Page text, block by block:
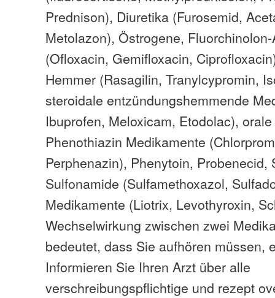
Prednison), Diuretika (Furosemid,
Metolazon), Östrogene,
(Ofloxacin, Gemifloxacin,
Hemmer (Rasagilin, Tranylcypromin,
steroidale entzündungshemmende
Ibuprofen, Meloxicam, Etodolac),
Phenothiazin Medikamente
Perphenazin), Phenytoin, Probenecid,
Sulfonamide (Sulfamethoxazol,
Medikamente (Liotrix, Levothyroxin,
Wechselwirkung zwischen zwei
bedeutet, dass Sie aufhören müssen,
Informieren Sie Ihren Arzt über alle
verschreibungspflichtige und rezept